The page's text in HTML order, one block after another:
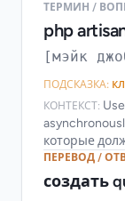
ТЕРМИН /
php
[мэйк
ПОДСКАЗКА:
КОНТЕКСТ:
которые
ПЕРЕВОД /
создать